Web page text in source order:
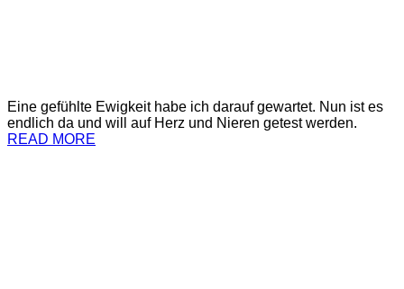
Eine gefühlte Ewigkeit habe ich darauf gewartet. Nun ist es
endlich da und will auf Herz und Nieren getest werden.
READ MORE